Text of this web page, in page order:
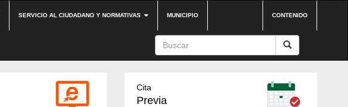
SERVICIO AL CIUDADANO Y NORMATIVAS MUNICIPIO CONTENIDO
Cita
Previa